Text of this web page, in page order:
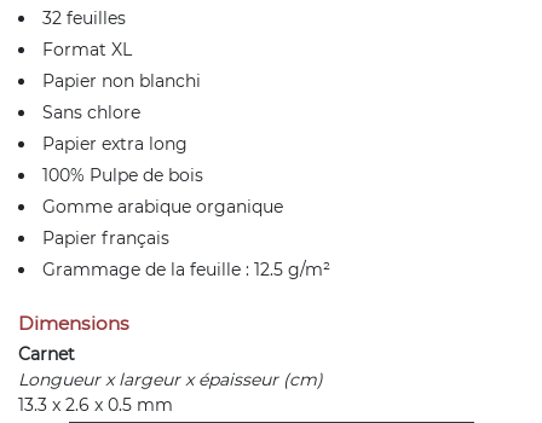
32 feuilles
Format XL
Papier non blanchi
Sans chlore
Papier extra long
100% Pulpe de bois
Gomme arabique organique
Papier français
Grammage de la feuille : 12.5 g/m²
Dimensions
Carnet
Longueur x largeur x épaisseur (cm)
13.3 x 2.6 x 0.5 mm